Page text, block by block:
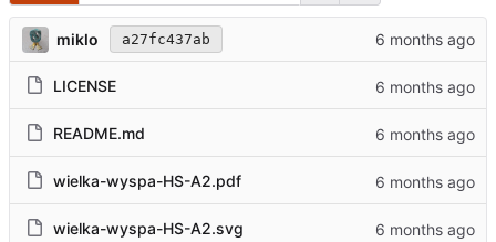
miklo a27fc437ab
LICENSE
README.md
wielka-wyspa-HS-A2.pdf
wielka-wyspa-HS-A2.svg